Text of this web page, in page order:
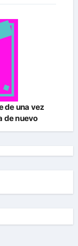
de una vez
de nuevo